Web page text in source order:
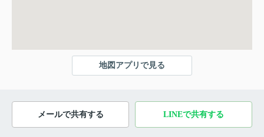
地図アプリで見る
メールで共有する LINEで共有する